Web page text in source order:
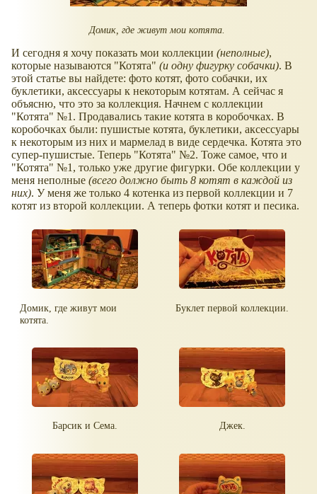
Домик, где живут мои котята.
И сегодня я хочу показать мои коллекции (неполные),
которые называются "Котята" (и одну фигурку собачки). В
этой статье вы найдете: фото котят, фото собачки, их
буклетики, аксессуары к некоторым котятам. А сейчас я
объясню, что это за коллекция. Начнем с коллекции
"Котята" №1. Продавались такие котята в коробочках. В
коробочках были: пушистые котята, буклетики, аксессуары
к некоторым из них и мармелад в виде сердечка. Котята это
супер-пушистые. Теперь "Котята" №2. Тоже самое, что и
"Котята" №1, только уже другие фигурки. Обе коллекции у
меня неполные (всего должно быть 8 котят в каждой из
них). У меня же только 4 котенка из первой коллекции и 7
котят из второй коллекции. А теперь фотки котят и песика.
Домик, где живут мои
котята.
Буклет первой коллекции.
Барсик и Сема. Джек.